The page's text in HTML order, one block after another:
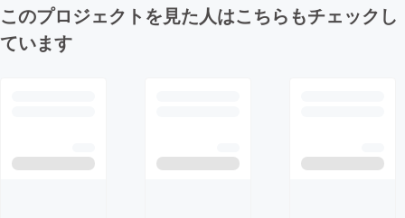
このプロジェクトを見た人はこちらもチェックし
ています